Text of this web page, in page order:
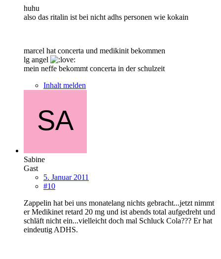
huhu
also das ritalin ist bei nicht adhs personen wie kokain
marcel hat concerta und medikinit bekommen
lg angel
mein neffe bekommt concerta in der schulzeit
Inhalt melden
Sabine
Gast
5. Januar 2011
#10
Zappelin hat bei uns monatelang nichts gebracht...jetzt nimmt
er Medikinet retard 20 mg und ist abends total aufgedreht und
schläft nicht ein...vielleicht doch mal Schluck Cola??? Er hat
eindeutig ADHS.